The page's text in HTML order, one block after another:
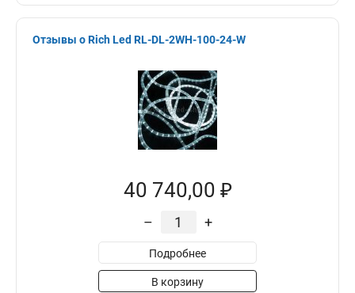
Отзывы о Rich Led RL-DL-2WH-100-24-W
40 740,00 ₽
– +
Подробнее
В корзину